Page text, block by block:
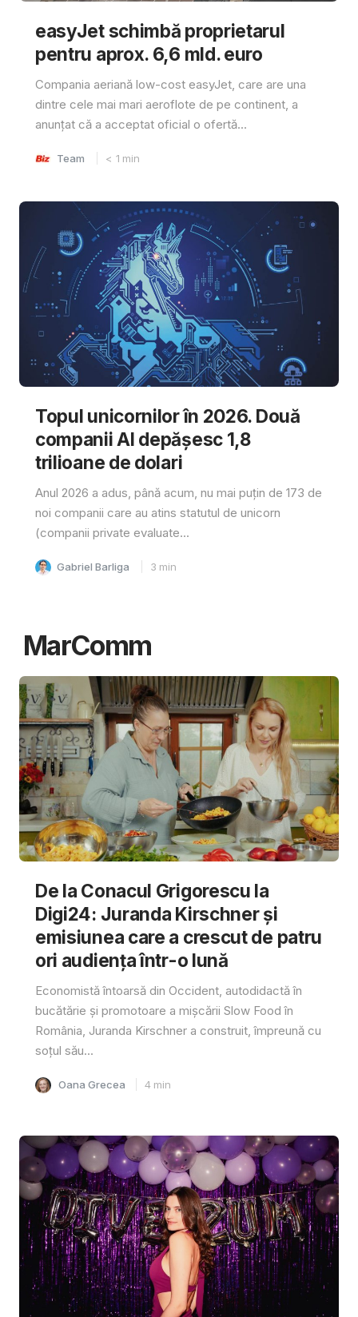
easyJet schimbă proprietarul
pentru aprox. 6,6 mld. euro
Compania aeriană low-cost easyJet, care are una
dintre cele mai mari aeroflote de pe continent, a
anunțat că a acceptat oficial o ofertă...
Team < 1 min
Topul unicornilor în 2026. Două
companii AI depășesc 1,8
trilioane de dolari
Anul 2026 a adus, până acum, nu mai puțin de 173 de
noi companii care au atins statutul de unicorn
(companii private evaluate...
Gabriel Barliga 3 min
MarComm
De la Conacul Grigorescu la
Digi24: Juranda Kirschner și
emisiunea care a crescut de patru
ori audiența într-o lună
Economistă întoarsă din Occident, autodidactă în
bucătărie și promotoare a mișcării Slow Food în
România, Juranda Kirschner a construit, împreună cu
soțul său...
Oana Grecea 4 min